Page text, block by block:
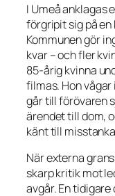
I Umeå anklagas
förgripit sig på en
Kommunen gör
kvar – och fler
85-årig kvinna
filmas. Hon
går till förövaren
ärendet till dom,
känt till
När externa
skarp kritik mot
avgår. En